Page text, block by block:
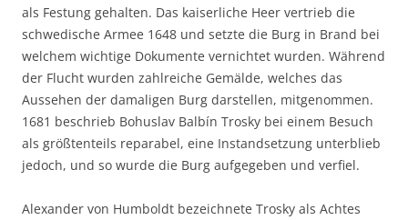
als Festung gehalten. Das kaiserliche Heer vertrieb die
schwedische Armee 1648 und setzte die Burg in Brand bei
welchem wichtige Dokumente vernichtet wurden. Während
der Flucht wurden zahlreiche Gemälde, welches das
Aussehen der damaligen Burg darstellen, mitgenommen.
1681 beschrieb Bohuslav Balbín Trosky bei einem Besuch
als größtenteils reparabel, eine Instandsetzung unterblieb
jedoch, und so wurde die Burg aufgegeben und verfiel.
Alexander von Humboldt bezeichnete Trosky als Achtes